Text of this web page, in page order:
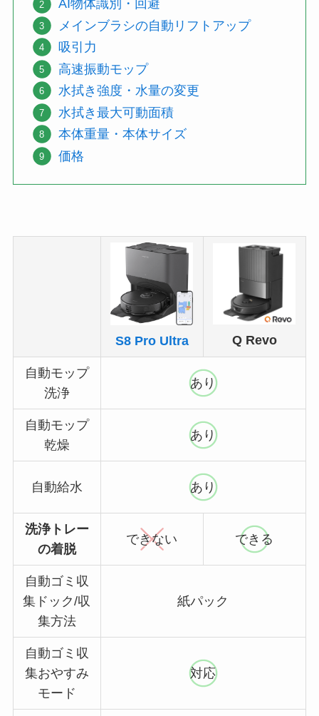
AI物体識別・回避
メインブラシの自動リフトアップ
吸引力
高速振動モップ
水拭き強度・水量の変更
水拭き最大可動面積
本体重量・本体サイズ
価格
S8 Pro Ultra Q Revo
自動モップ
洗浄
あり
自動モップ
乾燥
あり
自動給水 あり
洗浄トレー
の着脱
できない できる
自動ゴミ収
集ドック/収
集方法
紙パック
自動ゴミ収
集おやすみ
モード
対応